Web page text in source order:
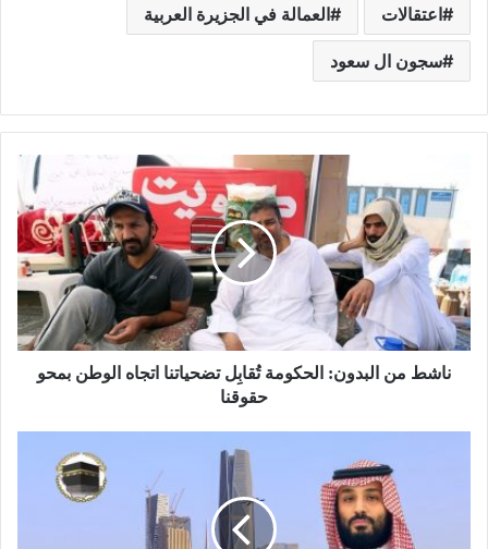
اعتقالات العمالة في الجزيرة العربية
سجون ال سعود
ناشط من البدون: الحكومة تُقابِل تضحياتنا اتجاه الوطن بمحو
حقوقنا